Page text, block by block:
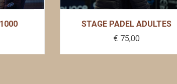
STAGE PADEL ADULTES
€ 75,00